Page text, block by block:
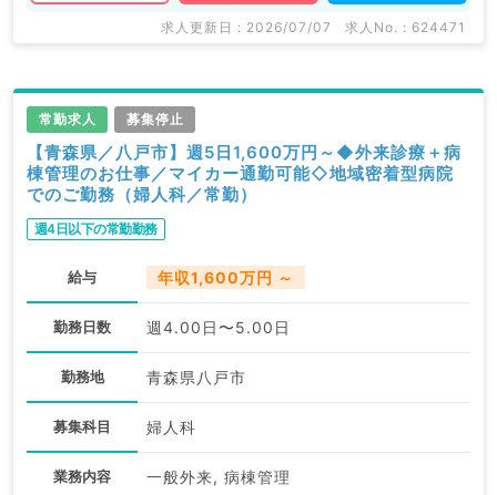
求人更新日 : 2026/07/07 求人No. : 624471
常勤求人 募集停止
【青森県／八戸市】週5日1,600万円～◆外来診療＋病
棟管理のお仕事／マイカー通勤可能◇地域密着型病院
でのご勤務（婦人科／常勤）
週4日以下の常勤勤務
給与 年収1,600万円 ～
勤務日数 週4.00日〜5.00日
勤務地 青森県八戸市
募集科目 婦人科
業務内容 一般外来, 病棟管理